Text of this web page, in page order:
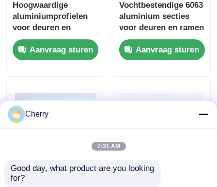
Hoogwaardige
aluminiumprofielen
voor deuren en
ramen, aangepaste
Chinese
aluminiumprofielen,
voor deuren
Aanvraag sturen
Vochtbestendige 6063
aluminium secties
voor deuren en ramen
Aanvraag sturen
Waterdichte kantoor
Extrudeerde
Cherry
7:31 AM
Good day, what product are you looking
for?